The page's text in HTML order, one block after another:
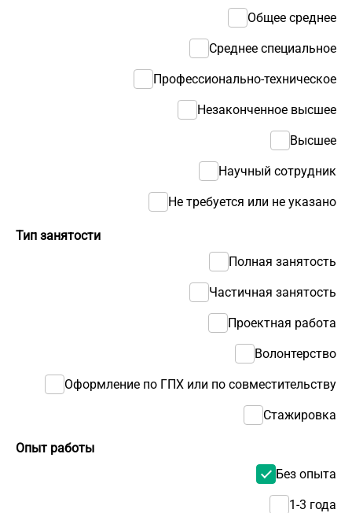
Тип занятости
Полная занятость
Частичная занятость
Проектная работа
Волонтерство
Оформление по ГПХ или по совместительству
Стажировка
Общее среднее
Среднее специальное
Профессионально-техническое
Незаконченное высшее
Высшее
Научный сотрудник
Не требуется или не указано
Опыт работы
Без опыта
1-3 года